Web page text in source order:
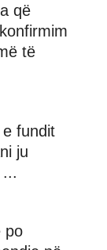
që
të
fundit
ju
po